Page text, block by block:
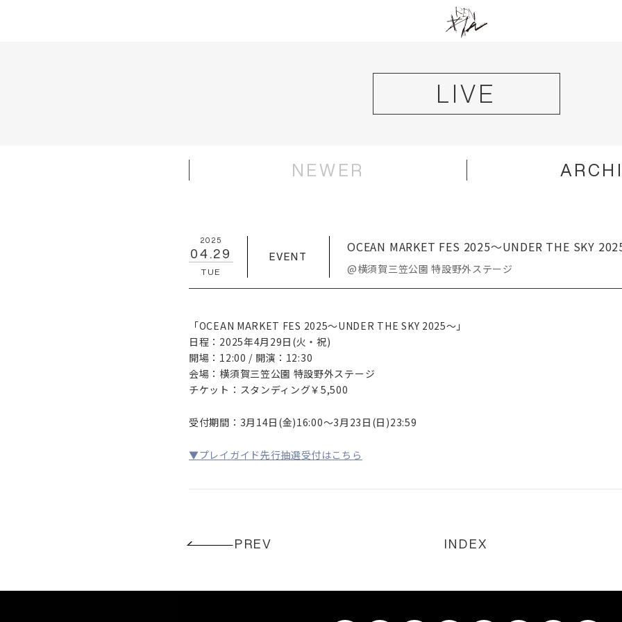
NEWS
LIVE
DISCOGRAPHY
LIVE
NEWER
2025
04.29
TUE
EVENT
OCEAN MARKET FES 2025〜UNDER THE SKY
@横須賀三笠公園 特設野外ステージ
「OCEAN MARKET FES 2025〜UNDER THE SKY 2025〜」
日程：2025年4月29日(火・祝)
開場：12:00 / 開演：12:30
会場：横須賀三笠公園 特設野外ステージ
チケット：スタンディング￥5,500
受付期間：3月14日(金)16:00〜3月23日(日)23:59
▼プレイガイド先行抽選受付はこちら
PREV INDEX